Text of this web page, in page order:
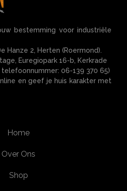
bestemming voor industriële
Hanze 2, Herten (Roermond).
Euregiopark 16-b, Kerkrade
06-139 370 65)
en geef je huis karakter met
Home
Over Ons
Shop